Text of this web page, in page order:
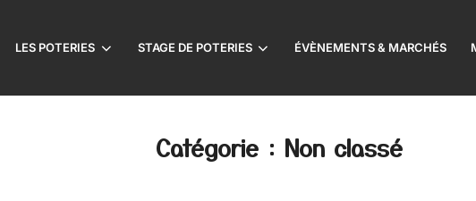
LES POTERIES STAGE DE POTERIES ÉVÈNEMENTS & MARCHÉS
Catégorie : Non classé